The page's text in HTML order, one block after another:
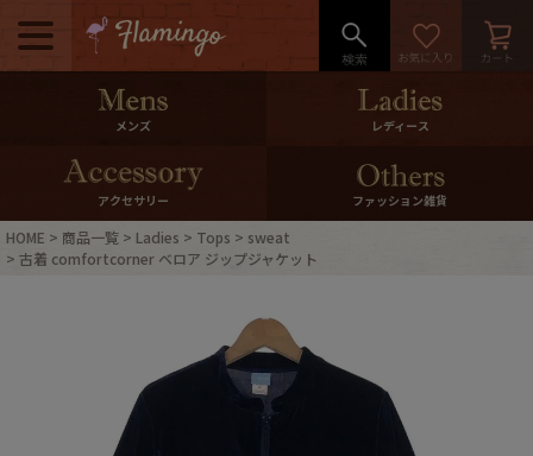
メニュー
500pt＆10％Offクーポンプレゼン
10％0ffクーポンプレゼント
ログイン・会員登録 LINE ID連携
ご利用ガイド International Shipping
メンズ レディース
アクセサリー ファッション雑貨
HOME 商品一覧 Ladies Tops
sweat
古着 comfortcorner ベロア ジップジャケット